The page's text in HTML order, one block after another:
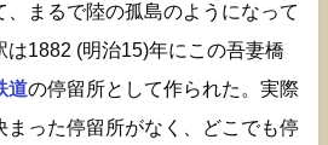
まるで陸の孤島のようになって
は1882 (明治15)年にこの吾妻橋
道の停留所として作られた。実際
まった停留所がなく、どこでも停